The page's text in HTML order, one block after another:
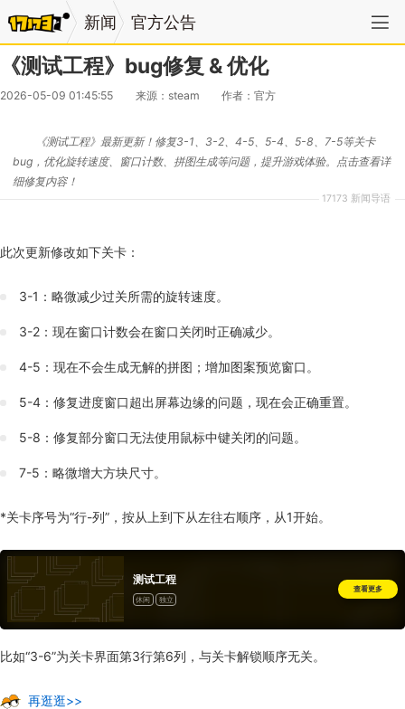
新闻 官方公告
《测试工程》bug修复 & 优化
2026-05-09 01:45:55 来源：steam 作者：官方
17173 新闻导语
《测试工程》最新更新！修复3-1、3-2、4-5、5-4、5-8、7-5等关卡
bug，优化旋转速度、窗口计数、拼图生成等问题，提升游戏体验。点击查看详
细修复内容！
此次更新修改如下关卡：
3-1：略微减少过关所需的旋转速度。
3-2：现在窗口计数会在窗口关闭时正确减少。
4-5：现在不会生成无解的拼图；增加图案预览窗口。
5-4：修复进度窗口超出屏幕边缘的问题，现在会正确重置。
5-8：修复部分窗口无法使用鼠标中键关闭的问题。
7-5：略微增大方块尺寸。
*关卡序号为“行-列”，按从上到下从左往右顺序，从1开始。
测试工程
休闲 独立
查看更多
比如“3-6”为关卡界面第3行第6列，与关卡解锁顺序无关。
再逛逛>>